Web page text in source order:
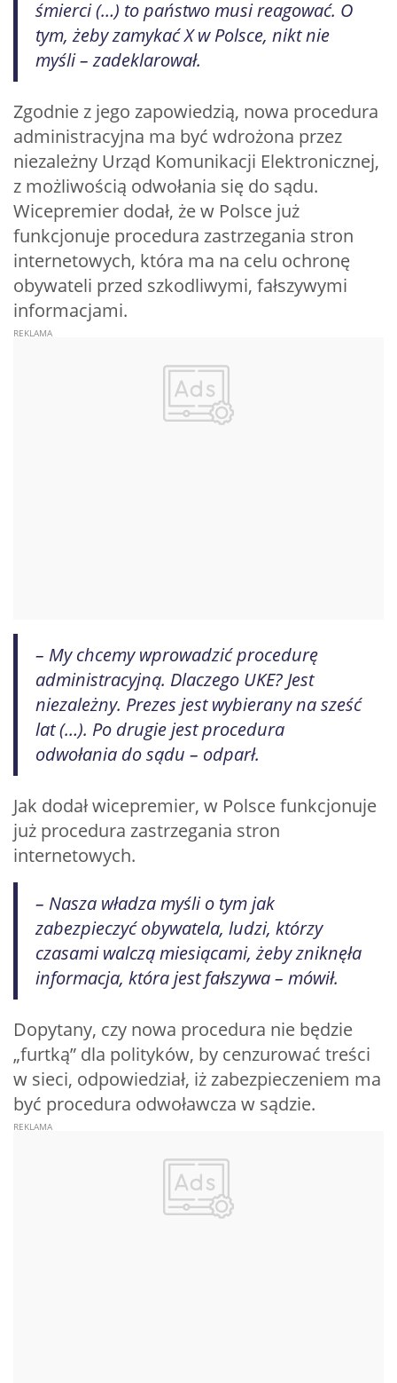
śmierci (…) to państwo musi reagować. O
tym, żeby zamykać X w Polsce, nikt nie
myśli – zadeklarował.
Zgodnie z jego zapowiedzią, nowa procedura
administracyjna ma być wdrożona przez
niezależny Urząd Komunikacji Elektronicznej,
z możliwością odwołania się do sądu.
Wicepremier dodał, że w Polsce już
funkcjonuje procedura zastrzegania stron
internetowych, która ma na celu ochronę
obywateli przed szkodliwymi, fałszywymi
informacjami.
– My chcemy wprowadzić procedurę
administracyjną. Dlaczego UKE? Jest
niezależny. Prezes jest wybierany na sześć
lat (…). Po drugie jest procedura
odwołania do sądu – odparł.
Jak dodał wicepremier, w Polsce funkcjonuje
już procedura zastrzegania stron
internetowych.
– Nasza władza myśli o tym jak
zabezpieczyć obywatela, ludzi, którzy
czasami walczą miesiącami, żeby zniknęła
informacja, która jest fałszywa – mówił.
Dopytany, czy nowa procedura nie będzie
„furtką” dla polityków, by cenzurować treści
w sieci, odpowiedział, iż zabezpieczeniem ma
być procedura odwoławcza w sądzie.